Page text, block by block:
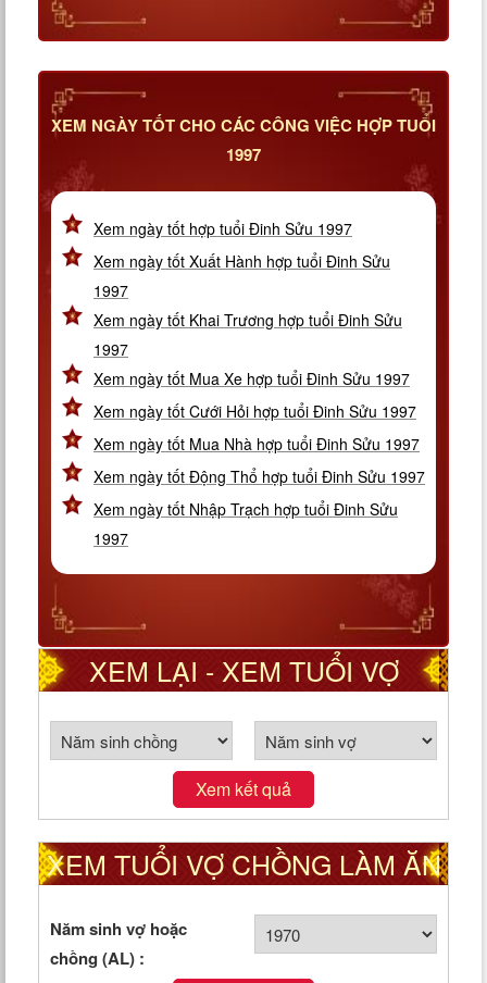
XEM NGÀY TỐT CHO CÁC CÔNG VIỆC HỢP TUỔI
1997
Xem ngày tốt hợp tuổi Đinh Sửu 1997
Xem ngày tốt Xuất Hành hợp tuổi Đinh Sửu
1997
Xem ngày tốt Khai Trương hợp tuổi Đinh Sửu
1997
Xem ngày tốt Mua Xe hợp tuổi Đinh Sửu 1997
Xem ngày tốt Cưới Hỏi hợp tuổi Đinh Sửu 1997
Xem ngày tốt Mua Nhà hợp tuổi Đinh Sửu 1997
Xem ngày tốt Động Thổ hợp tuổi Đinh Sửu 1997
Xem ngày tốt Nhập Trạch hợp tuổi Đinh Sửu
1997
XEM LẠI - XEM TUỔI VỢ
CHỒNG THEO CUNG PHI
Xem kết quả
XEM TUỔI VỢ CHỒNG LÀM ĂN
TỐT HAY XẤU
Năm sinh vợ hoặc
chồng (AL) :